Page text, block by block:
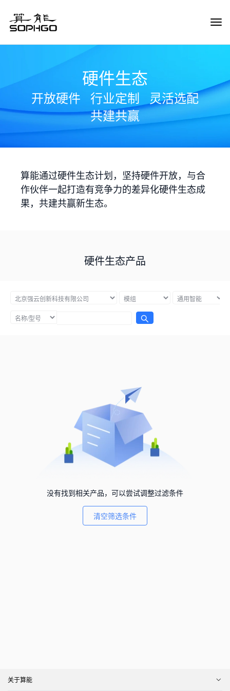
硬件生态
开放硬件 行业定制
灵活选配
共建共赢
算能通过硬件生态计划，坚持硬件开放，与合
作伙伴一起打造有竞争力的差异化硬件生态成
果，共建共赢新生态。
硬件生态产品
没有找到相关产品，可以尝试调整过滤条件
清空筛选条件
关于算能